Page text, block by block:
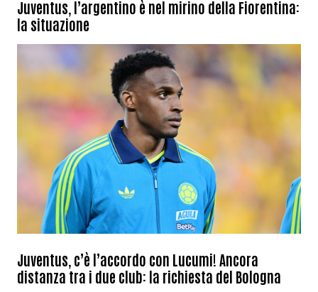
Juventus, l’argentino è nel mirino della Fiorentina:
la situazione
Juventus, c’è l’accordo con Lucumi! Ancora
distanza tra i due club: la richiesta del Bologna